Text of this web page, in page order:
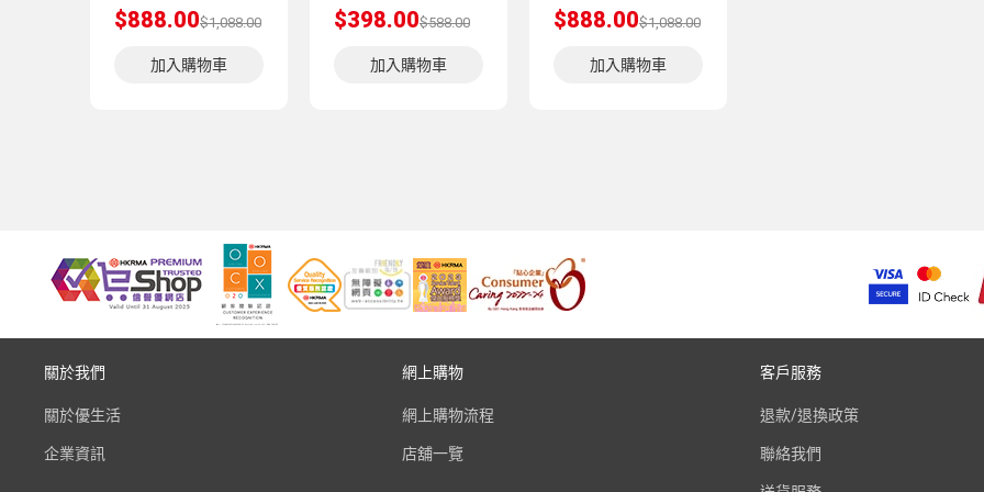
$888.00$1,088.00
加入購物車
$398.00$588.00
加入購物車
$888.00$1,088.00
加入購物車
關於我們
關於優生活
企業資訊
網上購物
網上購物流程
店舖一覽
客戶服務
退款/退換政策
聯絡我們